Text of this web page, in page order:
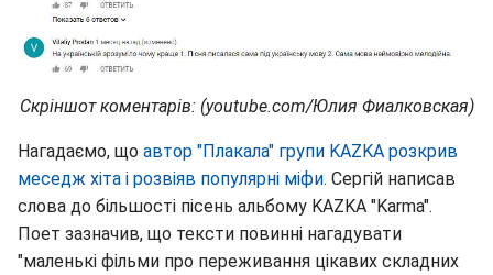
Скріншот коментарів: (youtube.com/Юлия Фиалковская)
Нагадаємо, що автор "Плакала" групи KAZKA розкрив
меседж хіта і розвіяв популярні міфи. Сергій написав
слова до більшості пісень альбому KAZKA "Karma".
Поет зазначив, що тексти повинні нагадувати
"маленькі фільми про переживання цікавих складних